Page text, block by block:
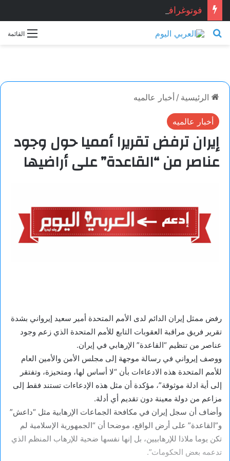
فوتوغرافيا
القائمة بحث عن
الرئيسية / أخبار عالميه
أخبار عالميه
إيران ترفض تقريرا أمميا حول وجود
عناصر من “القاعدة” على أراضيها
رفض ممثل إيران الدائم لدى الأمم المتحدة أمير سعيد إيرواني بشدة
تقرير فريق مراقبة العقوبات التابع للأمم المتحدة الذي زعم وجود
عناصر من تنظيم “القاعدة” الإرهابي في إيران.
ووصف إيرواني في رسالة موجهة إلى مجلس الأمن والأمين العام
للأمم المتحدة هذه الادعاءات بأن “لا أساس لها، ومتحيزة، وتفتقر
إلى أية ادلة موثوقة”، مؤكدة أن مثل هذه الإدعاءات تستند فقط إلى
مزاعم من دولة معينة دون تقديم أي أدلة.
وأضاف أن سجل إيران في مكافحة الجماعات الإرهابية مثل “داعش”
و”القاعدة” على أرض الواقع، موضحا أن “الجمهورية الإسلامية لم
تكن يوما ملاذا للإرهابيين، بل إنها نفسها ضحية للإرهاب المنظم الذي
تدعمه بعض الحكومات”.